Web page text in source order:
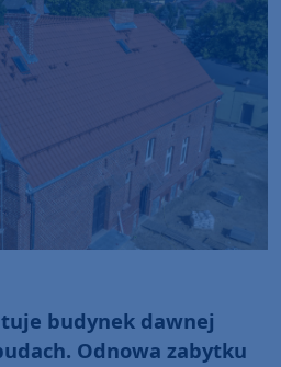
budynek dawnej
Odnowa zabytku